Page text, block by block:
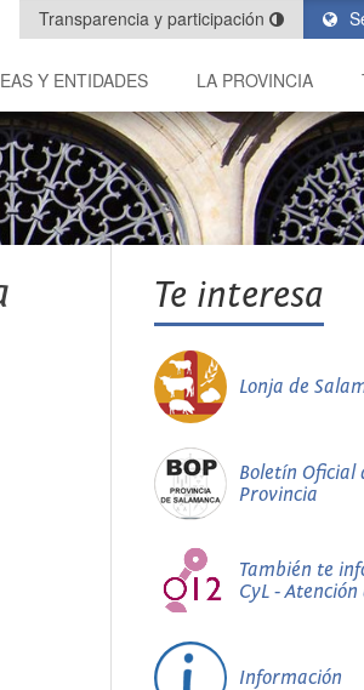
Transparencia y participación
Y ENTIDADES LA PROVINCIA
Te interesa
Lonja de
Boletín Oficial
Provincia
También te
CyL -
Información